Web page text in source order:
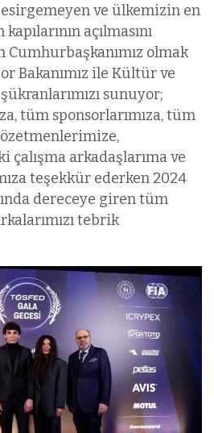
ve ülkemizin en
açılmasını
Cumhurbaşkanımız olmak
Bakanımız ile Kültür ve
sunuyor;
tüm sponsorlarımıza, tüm
çalışma arkadaşlarıma ve
teşekkür ederken 2024
dereceye giren tüm
tebrik